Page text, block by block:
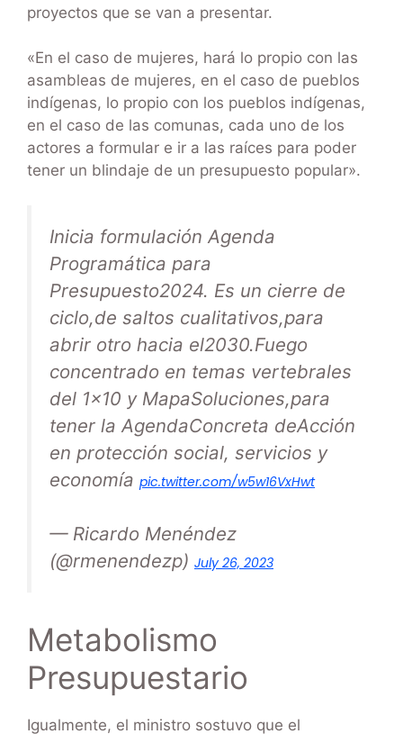
proyectos que se van a presentar.
«En el caso de mujeres, hará lo propio con las
asambleas de mujeres, en el caso de pueblos
indígenas, lo propio con los pueblos indígenas,
en el caso de las comunas, cada uno de los
actores a formular e ir a las raíces para poder
tener un blindaje de un presupuesto popular».
Inicia formulación Agenda
Programática para
Presupuesto2024. Es un cierre de
ciclo,de saltos cualitativos,para
abrir otro hacia el2030.Fuego
concentrado en temas vertebrales
del 1×10 y MapaSoluciones,para
tener la AgendaConcreta deAcción
en protección social, servicios y
economía pic.twitter.com/w5w16VxHwt
— Ricardo Menéndez
(@rmenendezp) July 26, 2023
Metabolismo
Presupuestario
Igualmente, el ministro sostuvo que el